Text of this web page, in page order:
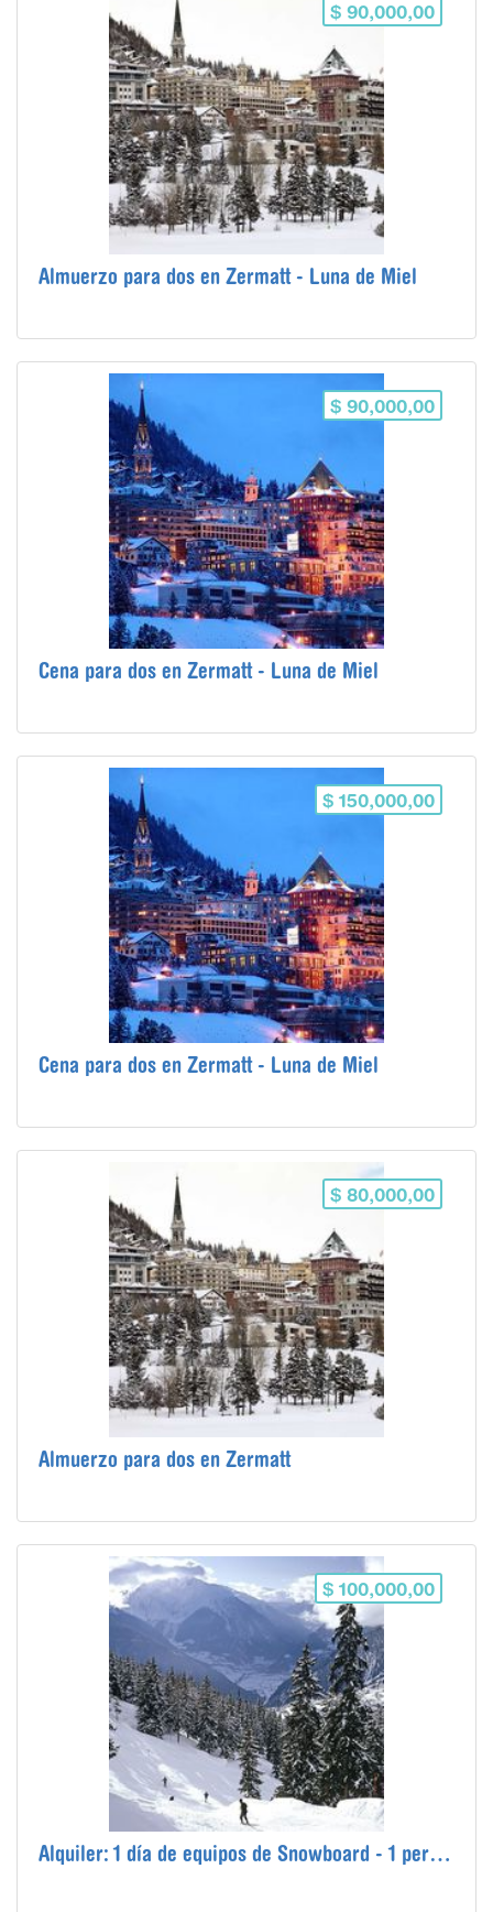
$ 90,000,00
Almuerzo para dos en Zermatt - Luna de Miel
$ 90,000,00
Cena para dos en Zermatt - Luna de Miel
$ 150,000,00
Cena para dos en Zermatt - Luna de Miel
$ 80,000,00
Almuerzo para dos en Zermatt
$ 100,000,00
Alquiler: 1 día de equipos de Snowboard - 1 persona - Luna de Miel